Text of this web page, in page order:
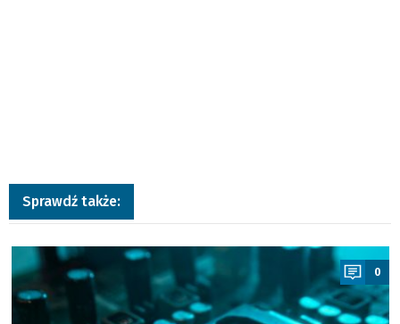
Sprawdź także:
a
0